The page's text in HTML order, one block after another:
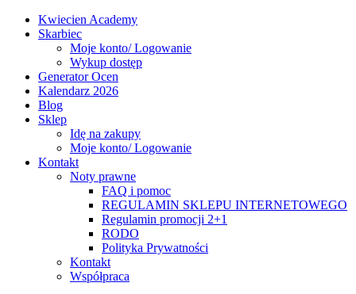
Kwiecien Academy
Skarbiec
Moje konto/ Logowanie
Wykup dostęp
Generator Ocen
Kalendarz 2026
Blog
Sklep
Idę na zakupy
Moje konto/ Logowanie
Kontakt
Noty prawne
FAQ i pomoc
REGULAMIN SKLEPU INTERNETOWEGO
Regulamin promocji 2+1
RODO
Polityka Prywatności
Kontakt
Współpraca